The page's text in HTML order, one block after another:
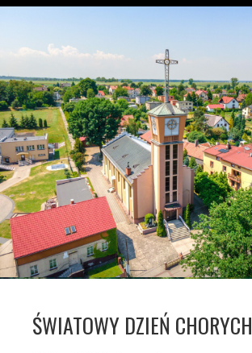
ŚWIATOWY DZIEŃ CHORYCH